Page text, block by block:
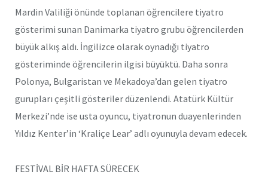
Mardin Valiliği önünde toplanan öğrencilere tiyatro
gösterimi sunan Danimarka tiyatro grubu öğrencilerden
büyük alkış aldı. İngilizce olarak oynadığı tiyatro
gösteriminde öğrencilerin ilgisi büyüktü. Daha sonra
Polonya, Bulgaristan ve Mekadoya’dan gelen tiyatro
gurupları çeşitli gösteriler düzenlendi. Atatürk Kültür
Merkezi’nde ise usta oyuncu, tiyatronun duayenlerinden
Yıldız Kenter’in ‘Kraliçe Lear’ adlı oyunuyla devam edecek.
FESTİVAL BİR HAFTA SÜRECEK